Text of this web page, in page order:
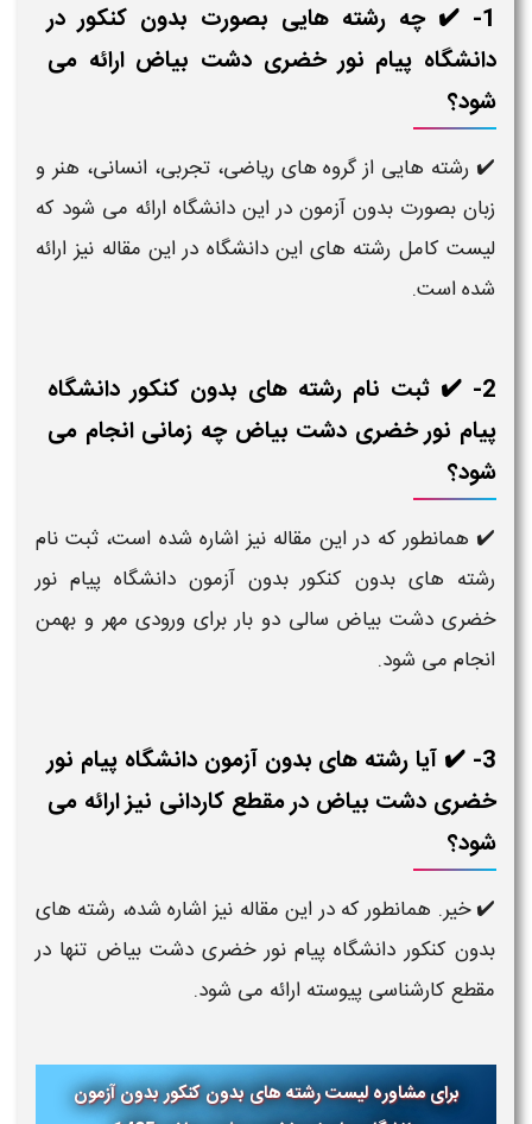
1- ✔️ چه رشته هایی بصورت بدون کنکور در
دانشگاه پیام نور خضری دشت بیاض ارائه می
شود؟
✔️ رشته هایی از گروه های ریاضی، تجربی، انسانی، هنر و
زبان بصورت بدون آزمون در این دانشگاه ارائه می شود که
لیست کامل رشته های این دانشگاه در این مقاله نیز ارائه
شده است.
2- ✔️ ثبت نام رشته های بدون کنکور دانشگاه
پیام نور خضری دشت بیاض چه زمانی انجام می
شود؟
✔️ همانطور که در این مقاله نیز اشاره شده است، ثبت نام
رشته های بدون کنکور بدون آزمون دانشگاه پیام نور
خضری دشت بیاض سالی دو بار برای ورودی مهر و بهمن
انجام می شود.
3- ✔️ آیا رشته های بدون آزمون دانشگاه پیام نور
خضری دشت بیاض در مقطع کاردانی نیز ارائه می
شود؟
✔️ خیر. همانطور که در این مقاله نیز اشاره شده، رشته های
بدون کنکور دانشگاه پیام نور خضری دشت بیاض تنها در
مقطع کارشناسی پیوسته ارائه می شود.
برای مشاوره لیست رشته های بدون کنکور بدون آزمون